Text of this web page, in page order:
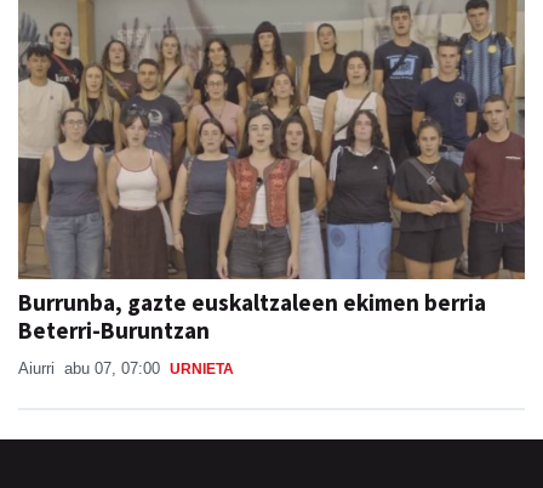
Burrunba, gazte euskaltzaleen ekimen berria
Beterri-Buruntzan
Aiurri abu 07, 07:00 URNIETA